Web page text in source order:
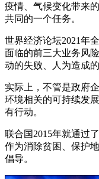
疫情、气候变化带来
共同的一个任务。
世界经济论坛2021年
面临的前三大业务风
动的失败、人为造成
实际上，不管是政府
环境相关的可持续发
有行动。
联合国2015年就通过
作为消除贫困、保护
倡导。